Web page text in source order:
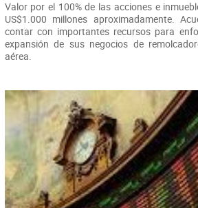
Valor por el 100% de las acciones e
US$1.000 millones aproximadamente.
contar con importantes recursos para
expansión de sus negocios de
aérea.